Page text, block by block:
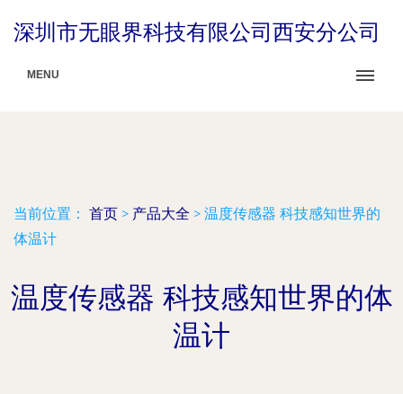
深圳市无眼界科技有限公司西安分公司
MENU
当前位置： 首页 > 产品大全 > 温度传感器 科技感知世界的
体温计
温度传感器 科技感知世界的体
温计